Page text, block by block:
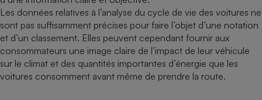
Les données relatives à l’analyse du cycle de vie des voitures ne
sont pas suffisamment précises pour faire l’objet d’une notation
et d’un classement. Elles peuvent cependant fournir aux
consommateurs une image claire de l’impact de leur véhicule
sur le climat et des quantités importantes d’énergie que les
voitures consomment avant même de prendre la route.